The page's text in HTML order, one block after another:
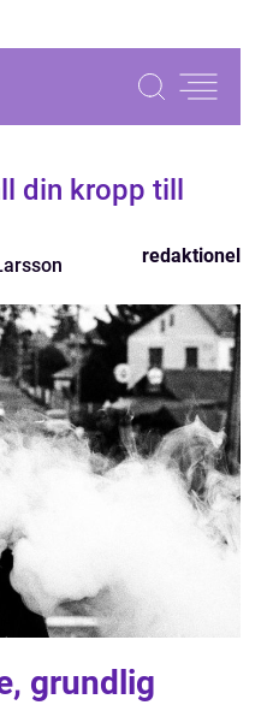
din kropp till
redaktionel
grundlig